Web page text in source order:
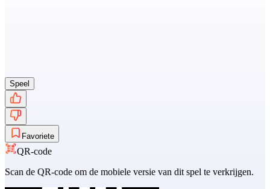
Speel
Favoriete
QR-code
Scan de QR-code om de mobiele versie van dit spel te verkrijgen.